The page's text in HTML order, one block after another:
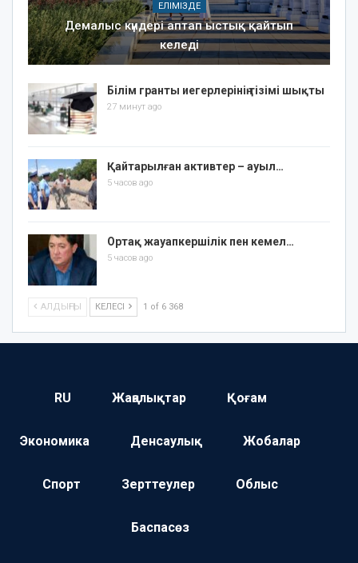
ЕЛІМІЗДЕ
Демалыс күндері аптап ыстық қайтып
келеді
Білім гранты иегерлерінің тізімі шықты
27 минут ago
Қайтарылған активтер – ауыл…
5 часов ago
Ортақ жауапкершілік пен кемел…
5 часов ago
АЛДЫҢҒЫ КЕЛЕСІ 1 of 6 368
RU Жаңалықтар Қоғам
Экономика Денсаулық Жобалар
Спорт Зерттеулер Облыс
Баспасөз